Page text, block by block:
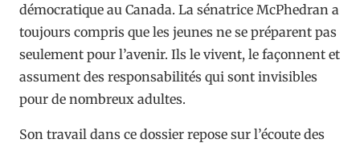
démocratique au Canada. La sénatrice McPhedran a
toujours compris que les jeunes ne se préparent pas
seulement pour l’avenir. Ils le vivent, le façonnent et
assument des responsabilités qui sont invisibles
pour de nombreux adultes.
Son travail dans ce dossier repose sur l’écoute des